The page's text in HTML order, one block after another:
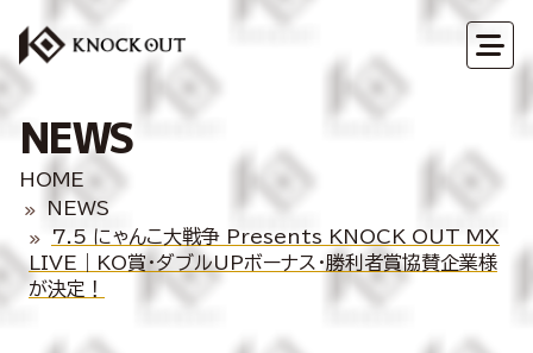
NEWS
HOME
NEWS
7.5 にゃんこ大戦争 Presents KNOCK OUT MX
LIVE｜KO賞・ダブルUPボーナス・勝利者賞協賛企業様
が決定！